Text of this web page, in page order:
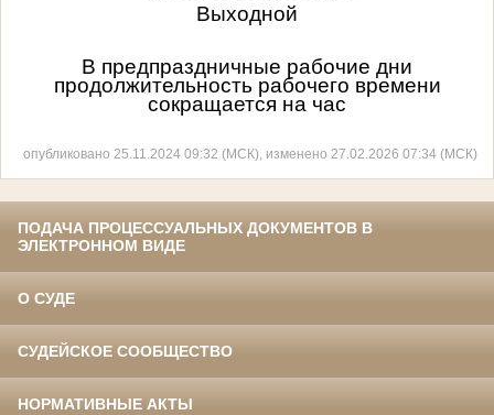
Выходной
В предпраздничные рабочие дни
продолжительность рабочего времени
сокращается на час
опубликовано 25.11.2024 09:32 (МСК), изменено 27.02.2026 07:34 (МСК)
ПОДАЧА ПРОЦЕССУАЛЬНЫХ ДОКУМЕНТОВ В
ЭЛЕКТРОННОМ ВИДЕ
О СУДЕ
СУДЕЙСКОЕ СООБЩЕСТВО
НОРМАТИВНЫЕ АКТЫ